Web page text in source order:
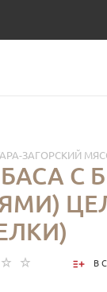
ЗАГОРСКИЙ
С
В